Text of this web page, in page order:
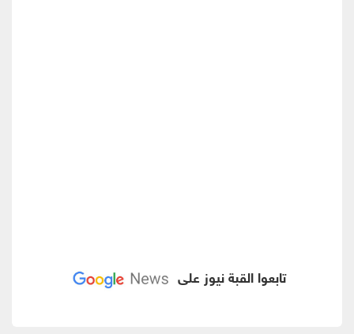
تابعوا القبة نيوز على